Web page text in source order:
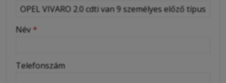
-
-
Név *
Telefonszám